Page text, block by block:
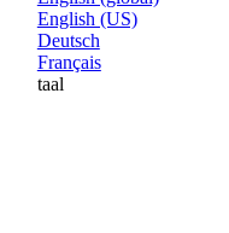
English (US)
Deutsch
Français
taal